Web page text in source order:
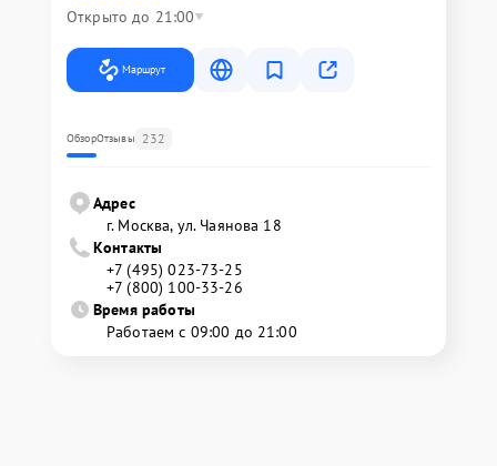
Открыто до 21:00
Маршрут
ОбзорОтзывы 232
Адрес
г. Москва, ул. Чаянова 18
Контакты
+7 (495) 023-73-25
+7 (800) 100-33-26
Время работы
Работаем с 09:00 до 21:00